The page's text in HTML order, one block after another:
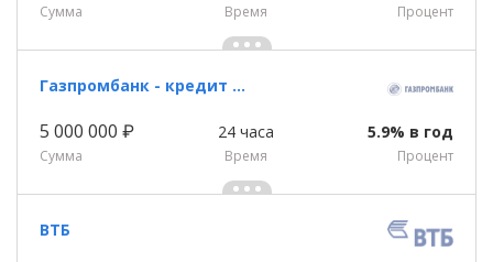
Сумма Время Процент
Газпромбанк - кредит наличными
5 000 000 ₽
Сумма
24 часа
Время
5.9% в год
Процент
ВТБ